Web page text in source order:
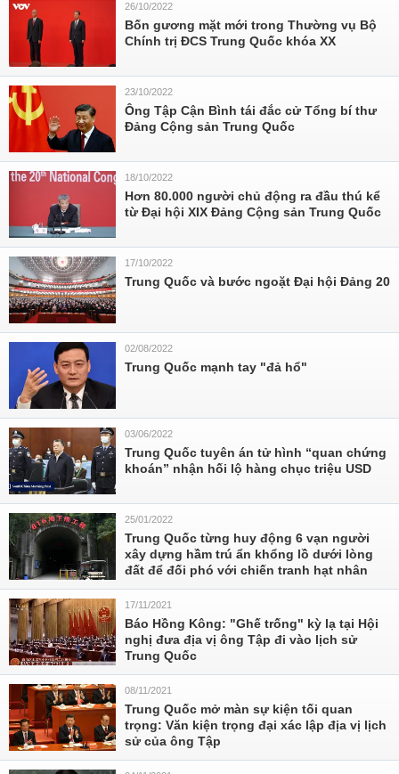
26/10/2022
Bốn gương mặt mới trong Thường vụ Bộ
Chính trị ĐCS Trung Quốc khóa XX
23/10/2022
Ông Tập Cận Bình tái đắc cử Tổng bí thư
Đảng Cộng sản Trung Quốc
18/10/2022
Hơn 80.000 người chủ động ra đầu thú kể
từ Đại hội XIX Đảng Cộng sản Trung Quốc
17/10/2022
Trung Quốc và bước ngoặt Đại hội Đảng 20
02/08/2022
Trung Quốc mạnh tay "đả hổ"
03/06/2022
Trung Quốc tuyên án tử hình “quan chứng
khoán” nhận hối lộ hàng chục triệu USD
25/01/2022
Trung Quốc từng huy động 6 vạn người
xây dựng hầm trú ẩn khổng lồ dưới lòng
đất để đối phó với chiến tranh hạt nhân
17/11/2021
Báo Hồng Kông: "Ghế trống" kỳ lạ tại Hội
nghị đưa địa vị ông Tập đi vào lịch sử
Trung Quốc
08/11/2021
Trung Quốc mở màn sự kiện tối quan
trọng: Văn kiện trọng đại xác lập địa vị lịch
sử của ông Tập